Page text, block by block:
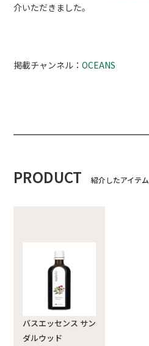
介いただきました。
掲載チャンネル：OCEANS
PRODUCT 紹介したアイテム
バスエッセンス サン
ダルウッド